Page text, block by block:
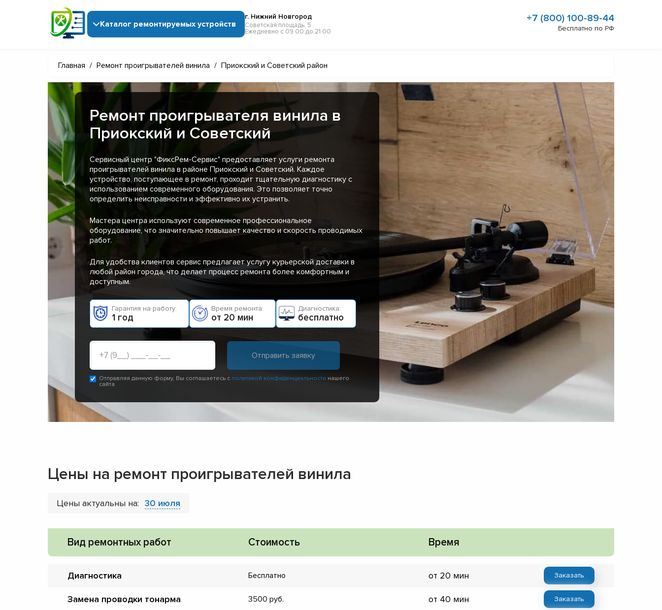
Каталог ремонтируемых устройств
г. Нижний Новгород
Советская площадь, 5
Ежедневно с 09:00 до 21:00
+7 (800) 100-89-44
Бесплатно по РФ
Главная / Ремонт проигрывателей винила / Приокский и Советский район
Ремонт проигрывателя винила в
Приокский и Советский
Сервисный центр "ФиксРем-Сервис" предоставляет услуги ремонта
проигрывателей винила в районе Приокский и Советский. Каждое
устройство, поступающее в ремонт, проходит тщательную диагностику с
использованием современного оборудования. Это позволяет точно
определить неисправности и эффективно их устранить.
Мастера центра используют современное профессиональное
оборудование, что значительно повышает качество и скорость проводимых
работ.
Для удобства клиентов сервис предлагает услугу курьерской доставки в
любой район города, что делает процесс ремонта более комфортным и
доступным.
Гарантия на работу:
1 год
Время ремонта:
от 20 мин
Диагностика:
бесплатно
Отправляя данную форму, Вы соглашаетесь с политикой конфиденциальности нашего
сайта
Цены на ремонт проигрывателей винила
Цены актуальны на: 30 июля
Вид ремонтных работ Стоимость Время
Диагностика Бесплатно от 20 мин Заказать
Замена проводки тонарма 3500 от 40 мин Заказать